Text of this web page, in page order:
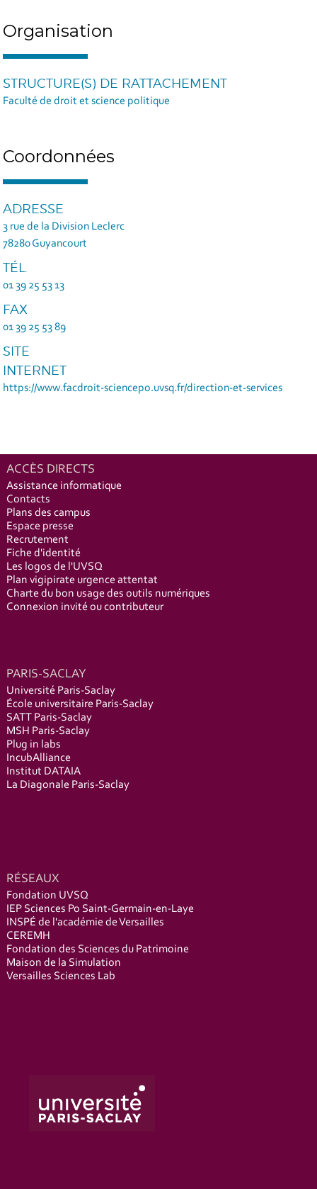
Organisation
STRUCTURE(S) DE RATTACHEMENT
Faculté de droit et science politique
Coordonnées
ADRESSE
3 rue de la Division Leclerc
78280 Guyancourt
TÉL.
01 39 25 53 13
FAX
01 39 25 53 89
SITE
INTERNET
https://www.facdroit-sciencepo.uvsq.fr/direction-et-services
ACCÈS DIRECTS
Assistance informatique
Contacts
Plans des campus
Espace presse
Recrutement
Fiche d'identité
Les logos de l'UVSQ
Plan vigipirate urgence attentat
Charte du bon usage des outils numériques
Connexion invité ou contributeur
PARIS-SACLAY
Université Paris-Saclay
École universitaire Paris-Saclay
SATT Paris-Saclay
MSH Paris-Saclay
Plug in labs
IncubAlliance
Institut DATAIA
La Diagonale Paris-Saclay
RÉSEAUX
Fondation UVSQ
IEP Sciences Po Saint-Germain-en-Laye
INSPÉ de l'académie de Versailles
CEREMH
Fondation des Sciences du Patrimoine
Maison de la Simulation
Versailles Sciences Lab